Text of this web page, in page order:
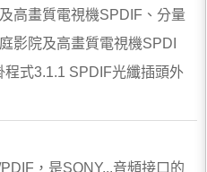
高畫質電視機SPDIF、分量
影院及高畫質電視機SPDI
式3.1.1 SPDIF光纖插頭外
，是SONY...音頻接口的